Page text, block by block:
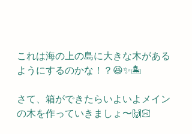
これは海の上の島に大きな木がある
ようにするのかな！？😆✨🏝️
さて、箱ができたらいよいよメイン
の木を作っていきましょ〜🙌🏻